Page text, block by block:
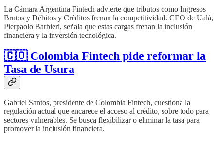
La Cámara Argentina Fintech advierte que tributos como Ingresos
Brutos y Débitos y Créditos frenan la competitividad. CEO de Ualá,
Pierpaolo Barbieri, señala que estas cargas frenan la inclusión
financiera y la inversión tecnológica.
🇨🇴 Colombia Fintech pide reformar la
Tasa de Usura
Gabriel Santos, presidente de Colombia Fintech, cuestiona la
regulación actual que encarece el acceso al crédito, sobre todo para
sectores vulnerables. Se busca flexibilizar o eliminar la tasa para
promover la inclusión financiera.